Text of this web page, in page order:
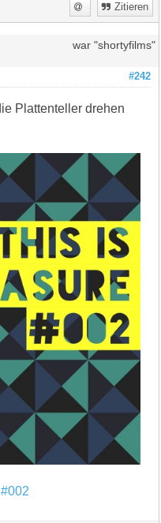
Zitieren
war "shortyfilms"
#242
Plattenteller drehen